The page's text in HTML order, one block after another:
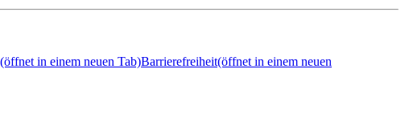
(öffnet in einem neuen Tab)Barrierefreiheit(öffnet in einem neuen